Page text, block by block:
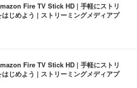
Fire TV Stick HD | 手軽にストリ
はじめよう | ストリーミングメディアプ
Fire TV Stick HD | 手軽にストリ
はじめよう | ストリーミングメディアプ